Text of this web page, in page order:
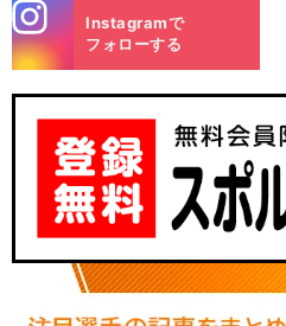
m
Instagramで
フォローする